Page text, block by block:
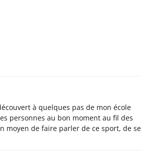
à quelques pas de mon école
personnes au bon moment au fil des
moyen de faire parler de ce sport, de